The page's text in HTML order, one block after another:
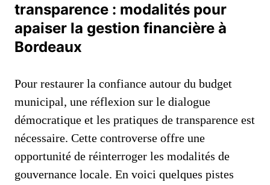
transparence : modalités pour
apaiser la gestion financière à
Bordeaux
Pour restaurer la confiance autour du budget
municipal, une réflexion sur le dialogue
démocratique et les pratiques de transparence est
nécessaire. Cette controverse offre une
opportunité de réinterroger les modalités de
gouvernance locale. En voici quelques pistes